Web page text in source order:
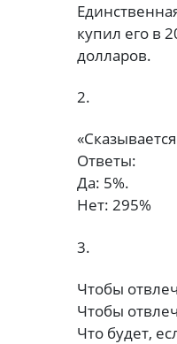
купил его в
долларов.
2.
Ответы:
Да: 5%.
Нет: 295%
3.
Чтобы
Чтобы
Что будет,